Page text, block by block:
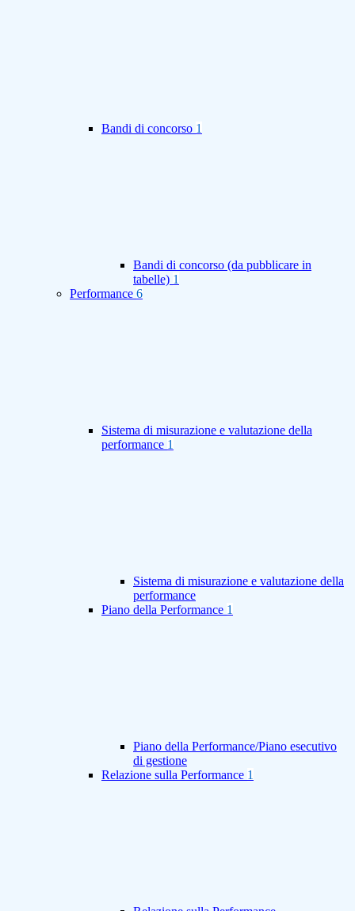
Bandi di concorso 1
Bandi di concorso (da pubblicare in
tabelle) 1
Performance 6
Sistema di misurazione e valutazione della
performance 1
Sistema di misurazione e valutazione della
performance
Piano della Performance 1
Piano della Performance/Piano esecutivo
di gestione
Relazione sulla Performance 1